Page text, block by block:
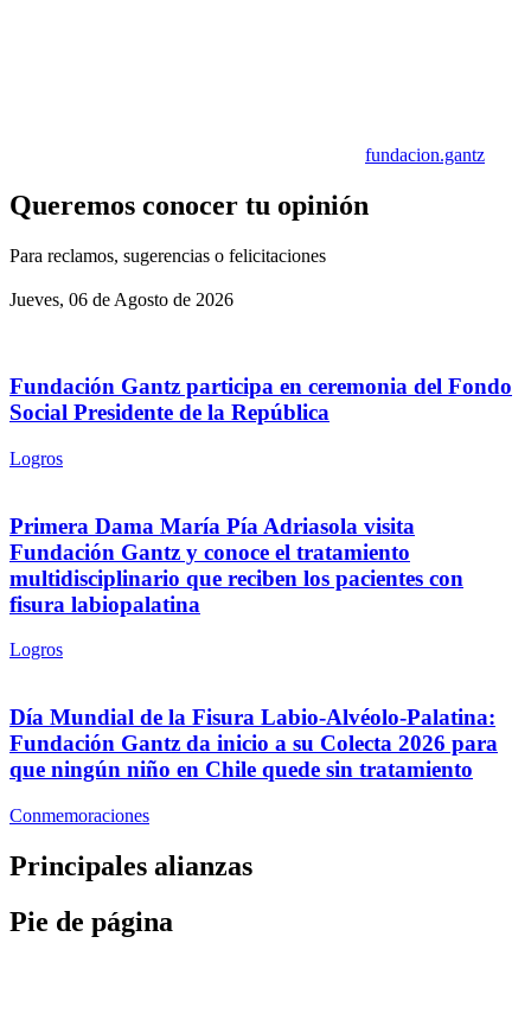
fundacion.gantz
Queremos conocer tu opinión
Para reclamos, sugerencias o felicitaciones
Jueves, 06 de Agosto de 2026
Fundación Gantz participa en ceremonia del Fondo
Social Presidente de la República
Logros
Primera Dama María Pía Adriasola visita
Fundación Gantz y conoce el tratamiento
multidisciplinario que reciben los pacientes con
fisura labiopalatina
Logros
Día Mundial de la Fisura Labio-Alvéolo-Palatina:
Fundación Gantz da inicio a su Colecta 2026 para
que ningún niño en Chile quede sin tratamiento
Conmemoraciones
Principales alianzas
Pie de página